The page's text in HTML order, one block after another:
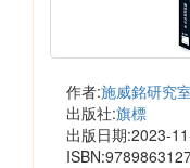
作者:施威銘研究室
出版社:旗標
出版日期:2023-